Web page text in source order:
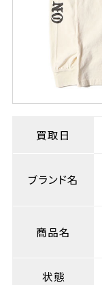
買取日
ブランド名
商品名
状態